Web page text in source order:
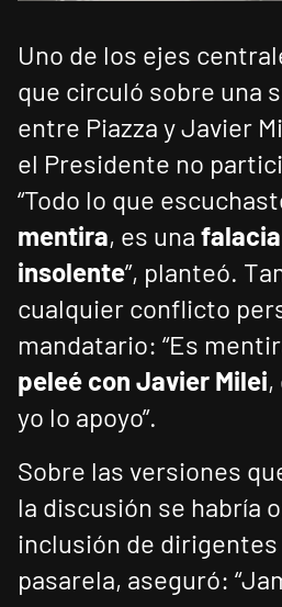
Uno de los ejes
que circuló sobre una
entre Piazza y Javier
el Presidente no
“Todo lo que
mentira, es una falacia
insolente”, planteó.
cualquier conflicto
mandatario: “Es
peleé con Javier Milei
yo lo apoyo”.
Sobre las versiones
la discusión se habría
inclusión de
pasarela, aseguró: